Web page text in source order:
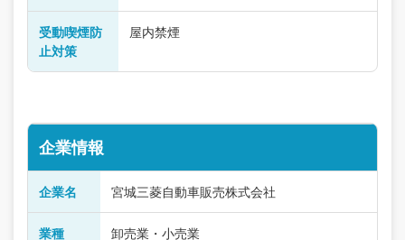
受動喫煙防
止対策
屋内禁煙
企業情報
企業名 宮城三菱自動車販売株式会社
業種 卸売業・小売業